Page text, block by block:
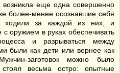
возникла еще одна совершенно
более-менее осознавшие себя
ходили за каждой из них, и
оружием в руках обеспечивать
и разрываться между
были как дети или вернее как
заготовок можно было
весьма остро: опытные